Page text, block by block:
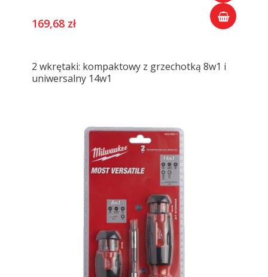
169,68 zł
2 wkrętaki: kompaktowy z grzechotką 8w1 i
uniwersalny 14w1